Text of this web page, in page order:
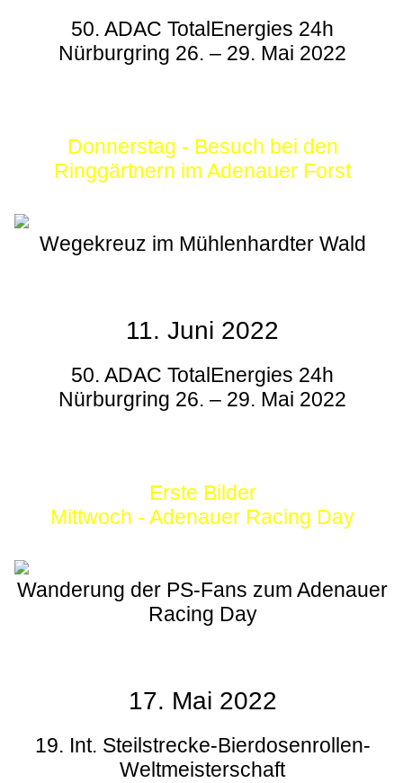
50. ADAC TotalEnergies 24h
Nürburgring 26. – 29. Mai 2022
Donnerstag - Besuch bei den
Ringgärtnern im Adenauer Forst
Wegekreuz im Mühlenhardter Wald
11. Juni 2022
50. ADAC TotalEnergies 24h
Nürburgring 26. – 29. Mai 2022
Erste Bilder
Mittwoch - Adenauer Racing Day
Wanderung der PS-Fans zum Adenauer
Racing Day
17. Mai 2022
19. Int. Steilstrecke-Bierdosenrollen-
Weltmeisterschaft